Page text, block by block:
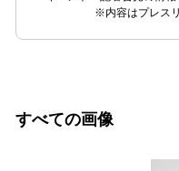
※内容はプレス
すべての画像